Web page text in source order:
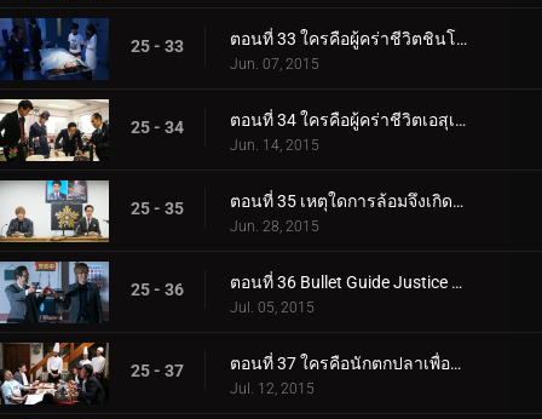
25 - 33 ตอนที่ 33 ใครคือผู้คร่าชีวิตชินโนะสุเกะ โทมาริ?
Jun. 07, 2015
25 - 34 ตอนที่ 34 ใครคือผู้คร่าชีวิตเอสุเกะ โทมาริ?
Jun. 14, 2015
25 - 35 ตอนที่ 35 เหตุใดการล้อมจึงเกิดขึ้น?
Jun. 28, 2015
25 - 36 ตอนที่ 36 Bullet Guide Justice อยู่ที่ไหน?
Jul. 05, 2015
25 - 37 ตอนที่ 37 ใครคือนักตกปลาเพื่อรสชาติที่ดีที่สุด?
Jul. 12, 2015